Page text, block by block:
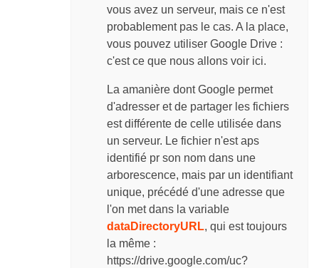
vous avez un serveur, mais ce n'est
probablement pas le cas. A la place,
vous pouvez utiliser Google Drive :
c'est ce que nous allons voir ici.
La amanière dont Google permet
d'adresser et de partager les fichiers
est différente de celle utilisée dans
un serveur. Le fichier n'est aps
identifié pr son nom dans une
arborescence, mais par un identifiant
unique, précédé d'une adresse que
l'on met dans la variable
dataDirectoryURL, qui est toujours
la même :
https://drive.google.com/uc?